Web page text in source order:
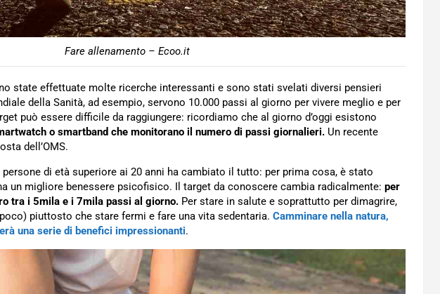
Fare allenamento – Ecoo.it
state effettuate molte ricerche interessanti e sono stati svelati diversi pensieri
della Sanità, ad esempio, servono 10.000 passi al giorno per vivere meglio e per
può essere difficile da raggiungere: ricordiamo che al giorno d’oggi esistono
o smartband che monitorano il numero di passi giornalieri. Un recente
dell’OMS.
di età superiore ai 20 anni ha cambiato il tutto: per prima cosa, è stato
un migliore benessere psicofisico. Il target da conoscere cambia radicalmente: per
tra i 5mila e i 7mila passi al giorno. Per stare in salute e soprattutto per dimagrire,
piuttosto che stare fermi e fare una vita sedentaria. Camminare nella natura,
una serie di benefici impressionanti.